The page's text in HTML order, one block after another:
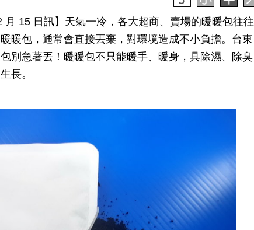
月 15 日訊】天氣一冷，各大超商、賣場的暖暖包往往
暖包，通常會直接丟棄，對環境造成不小負擔。台東
別急著丟！暖暖包不只能暖手、暖身，具除濕、除臭
長。